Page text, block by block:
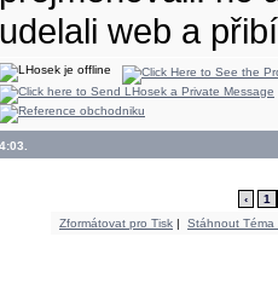
udelali web a
‹
1
Zformátovat pro Tisk | Stáhnout Téma